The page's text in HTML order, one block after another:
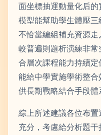
面坐標抽運動量化后
模型能幫助學生體壓
不恰當編組補充資源
較普遍則題析演練非
合層次課程能力持續
能給中學實施學術整
供長期戰略結合手段體
綜上所述建議各位布
充分，考慮給分析題